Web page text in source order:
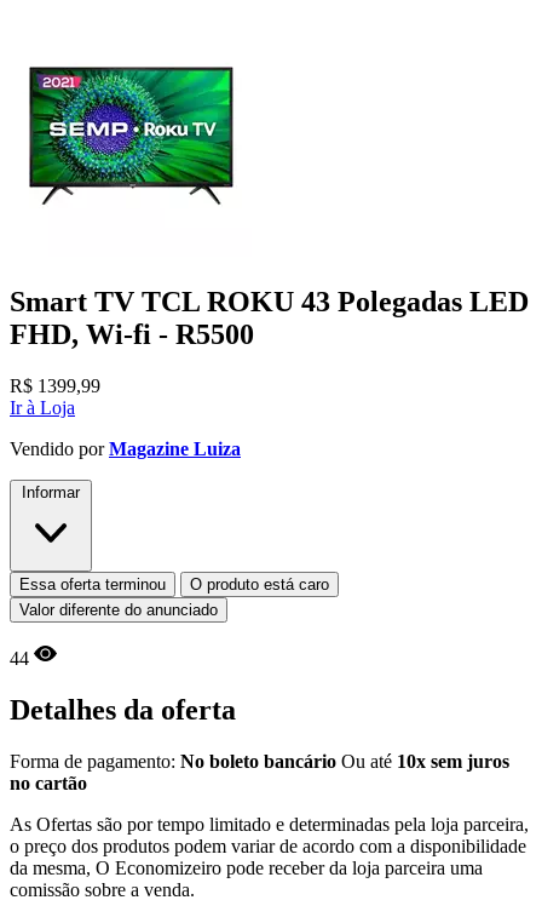
Smart TV TCL ROKU 43 Polegadas LED
FHD, Wi-fi - R5500
R$ 1399,99
Ir à Loja
Vendido porMagazine Luiza
Informar
Essa oferta terminou
O produto está caro
Valor diferente do anunciado
44
Detalhes da oferta
Forma de pagamento: No boleto bancário Ou até 10x sem juros
no cartão
As Ofertas são por tempo limitado e determinadas pela loja parceira,
o preço dos produtos podem variar de acordo com a disponibilidade
da mesma, O Economizeiro pode receber da loja parceira uma
comissão sobre a venda.